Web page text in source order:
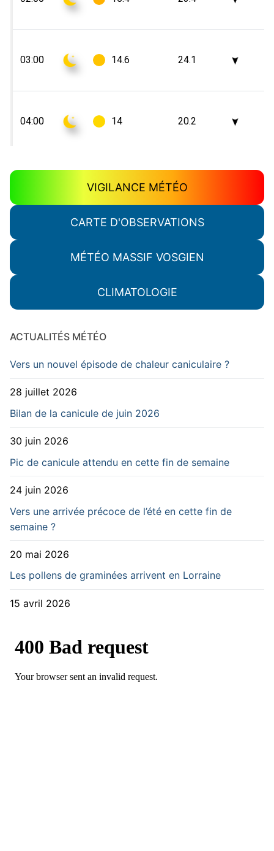
VIGILANCE MÉTÉO
CARTE D'OBSERVATIONS
MÉTÉO MASSIF VOSGIEN
CLIMATOLOGIE
ACTUALITÉS MÉTÉO
Vers un nouvel épisode de chaleur caniculaire ?
28 juillet 2026
Bilan de la canicule de juin 2026
30 juin 2026
Pic de canicule attendu en cette fin de semaine
24 juin 2026
Vers une arrivée précoce de l’été en cette fin de
semaine ?
20 mai 2026
Les pollens de graminées arrivent en Lorraine
15 avril 2026